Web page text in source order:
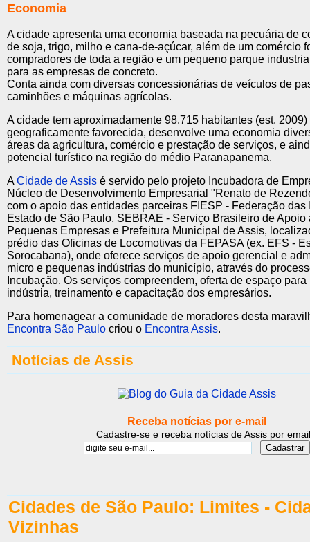
Economia
A cidade apresenta uma economia baseada na pecuária de
de soja, trigo, milho e cana-de-açúcar, além de um comércio
compradores de toda a região e um pequeno parque
para as empresas de concreto.
Conta ainda com diversas concessionárias de veículos de
caminhões e máquinas agrícolas.
A cidade tem aproximadamente 98.715 habitantes (est. 2009)
geograficamente favorecida, desenvolve uma economia
áreas da agricultura, comércio e prestação de serviços, e
potencial turístico na região do médio Paranapanema.
ACidade de Assis é servido pelo projeto Incubadora de
Núcleo de Desenvolvimento Empresarial "Renato de
com o apoio das entidades parceiras FIESP - Federação das
Estado de São Paulo, SEBRAE - Serviço Brasileiro de Apoio
Pequenas Empresas e Prefeitura Municipal de Assis,
prédio das Oficinas de Locomotivas da FEPASA (ex. EFS -
Sorocabana), onde oferece serviços de apoio gerencial e
micro e pequenas indústrias do município, através do
Incubação. Os serviços compreendem, oferta de espaço
indústria, treinamento e capacitação dos empresários.
Para homenagear a comunidade de moradores desta
Encontra São Paulo criou o Encontra Assis.
Notícias de Assis
Receba notícias por e-mail
Cadastre-se e receba notícias de Assis por email
Cidades de São Paulo: Limites -
Vizinhas